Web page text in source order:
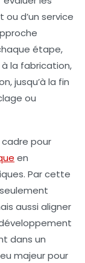
ou d’un service
étape,
à la fabrication,
, jusqu’à la fin
ou
cadre pour
en
Par cette
aussi aligner
dans un
majeur pour